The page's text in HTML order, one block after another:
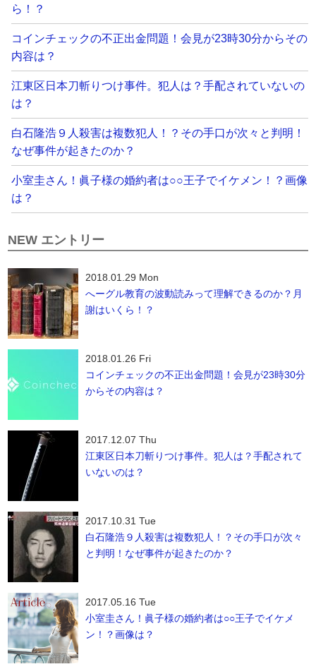
ら！？
コインチェックの不正出金問題！会見が23時30分からその
内容は？
江東区日本刀斬りつけ事件。犯人は？手配されていないの
は？
白石隆浩９人殺害は複数犯人！？その手口が次々と判明！
なぜ事件が起きたのか？
小室圭さん！眞子様の婚約者は○○王子でイケメン！？画像
は？
NEW エントリー
2018.01.29 Mon
へーグル教育の波動読みって理解できるのか？月
謝はいくら！？
2018.01.26 Fri
コインチェックの不正出金問題！会見が23時30分
からその内容は？
2017.12.07 Thu
江東区日本刀斬りつけ事件。犯人は？手配されて
いないのは？
2017.10.31 Tue
白石隆浩９人殺害は複数犯人！？その手口が次々
と判明！なぜ事件が起きたのか？
2017.05.16 Tue
小室圭さん！眞子様の婚約者は○○王子でイケメ
ン！？画像は？